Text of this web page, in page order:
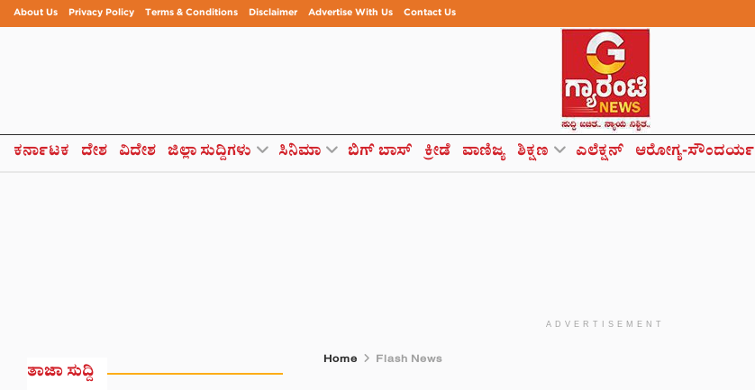
About Us Privacy Policy Terms & Conditions Disclaimer Advertise With Us Contact Us
ಕರ್ನಾಟಕ ದೇಶ ವಿದೇಶ ಜಿಲ್ಲಾ ಸುದ್ದಿಗಳು ಸಿನಿಮಾ ಬಿಗ್ ಬಾಸ್ ಕ್ರೀಡೆ ವಾಣಿಜ್ಯ ಶಿಕ್ಷಣ ಎಲೆಕ್ಷನ್ ಆರೋಗ್ಯ-ಸೌಂದರ್ಯ
ADVERTISEMENT
Home Flash News
ತಾಜಾ ಸುದ್ದಿ